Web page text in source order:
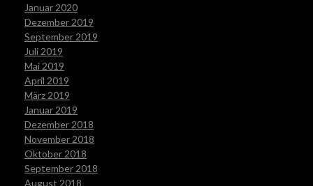
Januar 2020
Dezember 2019
September 2019
Juli 2019
Mai 2019
April 2019
März 2019
Januar 2019
Dezember 2018
November 2018
Oktober 2018
September 2018
August 2018